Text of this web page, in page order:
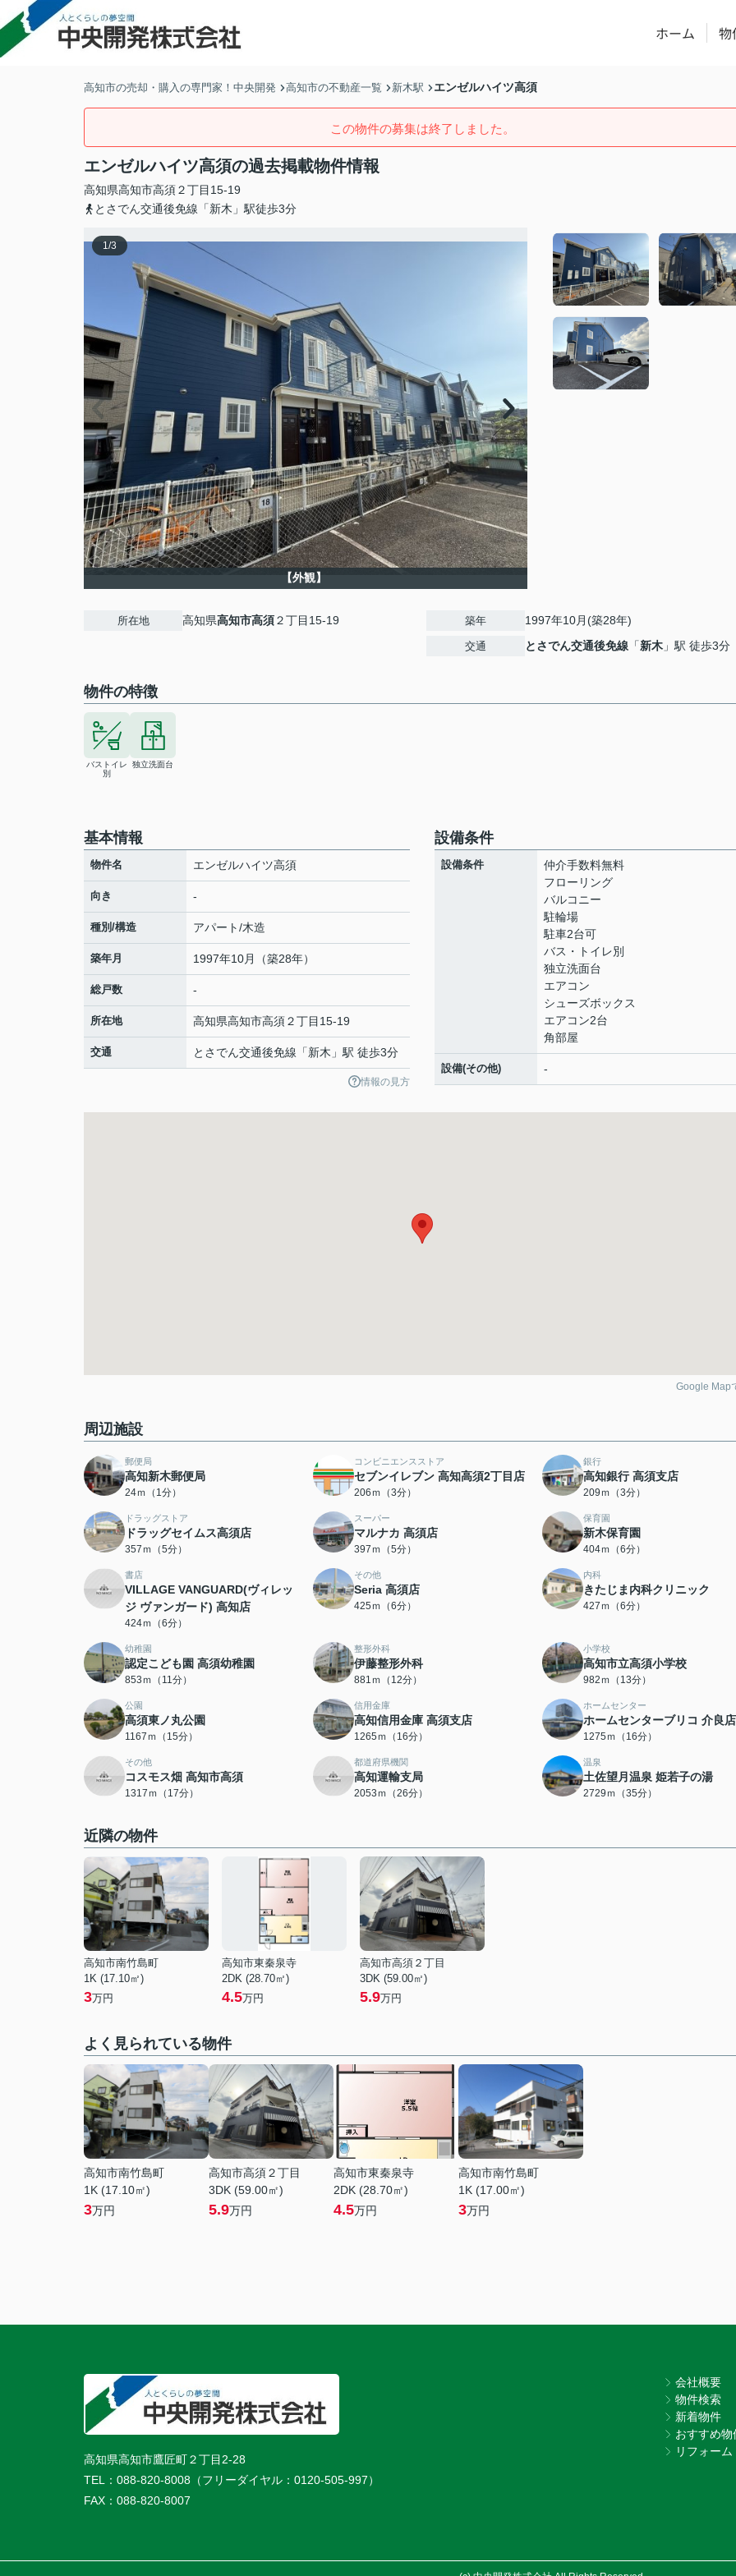
ホーム 物
高知市の売却・購入の専門家！中央開発 高知市の不動産一覧 新木駅 エンゼルハイツ高須
この物件の募集は終了しました。
エンゼルハイツ高須の過去掲載物件情報
高知県高知市高須２丁目15-19
とさでん交通後免線「新木」駅徒歩3分
1/3
【外観】
所在地 高知県高知市高須２丁目15-19 築年 1997年10月(築28年)
交通 とさでん交通後免線 「新木 」駅 徒歩3分
物件の特徴
バストイレ
別
独立洗面台
基本情報
物件名 エンゼルハイツ高須
向き -
種別/構造 アパート/木造
築年月 1997年10月（築28年）
総戸数 -
所在地 高知県高知市高須２丁目15-19
交通 とさでん交通後免線 「新木 」駅 徒歩3分
情報の見方
設備条件
設備条件
仲介手数料無料
フローリング
バルコニー
駐輪場
駐車2台可
バス・トイレ別
独立洗面台
エアコン
シューズボックス
エアコン2台
角部屋
設備(その他) -
Google Map
周辺施設
郵便局
高知新木郵便局
24ｍ（1分）
コンビニエンスストア
セブンイレブン 高知高須2丁目店
206ｍ（3分）
銀行
高知銀行 高須支店
209ｍ（3分）
ドラッグストア
ドラッグセイムス高須店
357ｍ（5分）
スーパー
マルナカ 高須店
397ｍ（5分）
保育園
新木保育園
404ｍ（6分）
書店
VILLAGE VANGUARD(ヴィレッ
ジ ヴァンガード) 高知店
424ｍ（6分）
その他
Seria 高須店
425ｍ（6分）
内科
きたじま内科クリニック
427ｍ（6分）
幼稚園
認定こども園 高須幼稚園
853ｍ（11分）
整形外科
伊藤整形外科
881ｍ（12分）
小学校
高知市立高須小学校
982ｍ（13分）
公園
高須東ノ丸公園
1167ｍ（15分）
信用金庫
高知信用金庫 高須支店
1265ｍ（16分）
ホームセンター
ホームセンターブリコ 介良店
1275ｍ（16分）
その他
コスモス畑 高知市高須
1317ｍ（17分）
都道府県機関
高知運輸支局
2053ｍ（26分）
温泉
土佐望月温泉 姫若子の湯
2729ｍ（35分）
近隣の物件
高知市南竹島町
1K (17.10㎡)
3万円
高知市東秦泉寺
2DK (28.70㎡)
4.5万円
高知市高須２丁目
3DK (59.00㎡)
5.9万円
よく見られている物件
高知市南竹島町
1K (17.10㎡)
3万円
高知市高須２丁目
3DK (59.00㎡)
5.9万円
高知市東秦泉寺
2DK (28.70㎡)
4.5万円
高知市南竹島町
1K (17.00㎡)
3万円
高知県高知市鷹匠町２丁目2-28
TEL： 088-820-8008（フリーダイヤル：0120-505-997）
FAX： 088-820-8007
会社概要
物件検索
新着物件
おすすめ物
リフォー